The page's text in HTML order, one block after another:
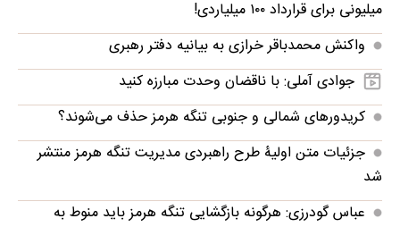
میلیونی برای قرارداد ۱۰۰ میلیاردی!
واکنش محمدباقر خرازی به بیانیه دفتر رهبری
جوادی آملی: با ناقضان وحدت مبارزه کنید
کریدورهای شمالی و جنوبی تنگه هرمز حذف می‌شوند؟
جزئیات متن اولیۀ طرح راهبردی مدیریت تنگه هرمز منتشر
شد
عباس گودرزی: هرگونه بازگشایی تنگه هرمز باید منوط به